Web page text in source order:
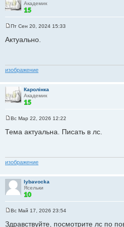
Академик
о
н
и
Пт Сен 20, 2024 15:33
Актуально.
изображение
Каролiнка
Академик
о
н
и
Вс Мар 22, 2026 12:22
Тема актуальна. Писать в лс.
изображение
lybavocka
Ясельки
Вс Май 17, 2026 23:54
Здравствуйте, посмотрите лс по